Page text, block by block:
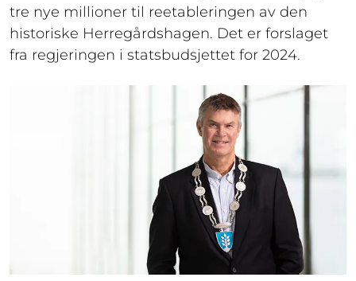
tre nye millioner til reetableringen av den
historiske Herregårdshagen. Det er forslaget
fra regjeringen i statsbudsjettet for 2024.